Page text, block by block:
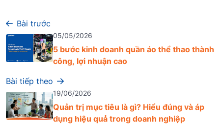
Bài trước
05/05/2026
5 bước kinh doanh quần áo thể thao thành
công, lợi nhuận cao
Bài tiếp theo
19/06/2026
Quản trị mục tiêu là gì? Hiểu đúng và áp
dụng hiệu quả trong doanh nghiệp